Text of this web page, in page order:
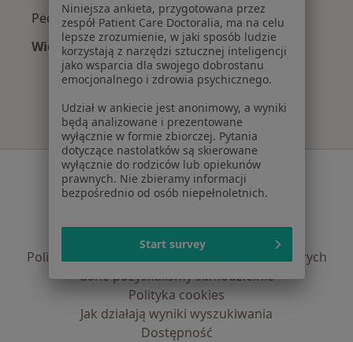
Pediatrzy z Compensa w Warszawie
Więcej (15)
Więcej w kategorii: Najpopularniejsze
Serwis
Regulamin
Polityka prywatności profesjonalistów
Polityka prywatności dla profesjonalistów, których
dane pozyskaliśmy samodzielnie
Polityka cookies
Jak działają wyniki wyszukiwania
Dostępność
Niniejsza ankieta, przygotowana przez
zespół Patient Care Doctoralia, ma na celu
lepsze zrozumienie, w jaki sposób ludzie
korzystają z narzędzi sztucznej inteligencji
jako wsparcia dla swojego dobrostanu
emocjonalnego i zdrowia psychicznego.
Udział w ankiecie jest anonimowy, a wyniki
będą analizowane i prezentowane
wyłącznie w formie zbiorczej. Pytania
dotyczące nastolatków są skierowane
wyłącznie do rodziców lub opiekunów
prawnych. Nie zbieramy informacji
bezpośrednio od osób niepełnoletnich.
Start survey